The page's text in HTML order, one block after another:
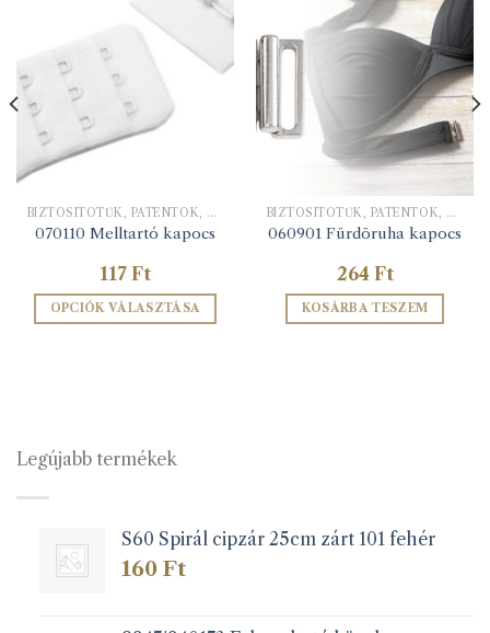
BIZTOSÍTÓTŰK, PATENTOK, KAPCSOK
070110 Melltartó kapocs
117 Ft
OPCIÓK VÁLASZTÁSA
van.
termékoldalon
választhatók
BIZTOSÍTÓTŰK, PATENTOK, KAPCSOK
060901 Fürdöruha kapocs
264 Ft
KOSÁRBA TESZEM
Legújabb termékek
S60 Spirál cipzár 25cm zárt 101 fehér
160 Ft